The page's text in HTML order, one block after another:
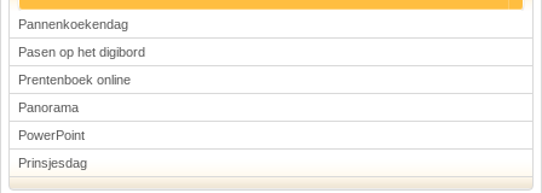
Pannenkoekendag
Pasen op het digibord
Prentenboek online
Panorama
PowerPoint
Prinsjesdag